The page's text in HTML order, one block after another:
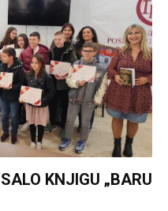
KNJIGU „BARU